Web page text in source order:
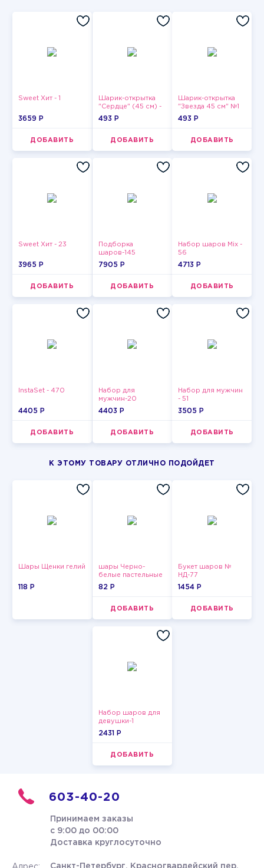
Sweet Хит - 1
3659 P
ДОБАВИТЬ
Шарик-открытка
"Сердце" (45 см) -
2
493 P
ДОБАВИТЬ
Шарик-открытка
"Звезда 45 см" №1
493 P
ДОБАВИТЬ
Sweet Хит - 23
3965 P
ДОБАВИТЬ
Подборка
шаров-145
7905 P
ДОБАВИТЬ
Набор шаров Mix -
56
4713 P
ДОБАВИТЬ
InstaSet - 470
4405 P
ДОБАВИТЬ
Набор для
мужчин-20
4403 P
ДОБАВИТЬ
Набор для мужчин
- 51
3505 P
ДОБАВИТЬ
К ЭТОМУ ТОВАРУ ОТЛИЧНО ПОДОЙДЕТ
Шары Щенки гелий
118 P
шары Черно-
белые пастельные
82 P
ДОБАВИТЬ
Букет шаров №
НД-77
1454 P
ДОБАВИТЬ
Набор шаров для
девушки-1
2431 P
ДОБАВИТЬ
603-40-20
Принимаем заказы
с 9:00 до 00:00
Доставка круглосуточно
Санкт-Петербург, Красногвардейский пер.